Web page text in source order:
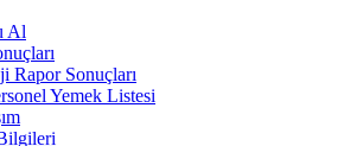
Al
Rapor Sonuçları
Yemek Listesi